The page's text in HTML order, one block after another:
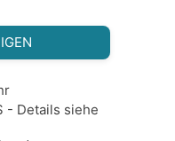
- Details siehe